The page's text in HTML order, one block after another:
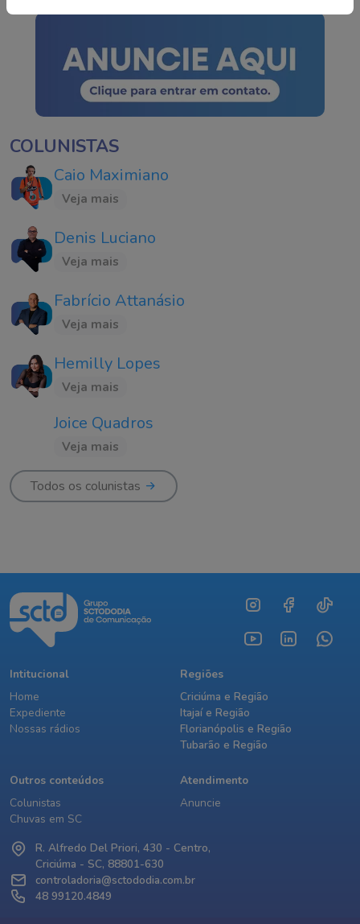
COLUNISTAS
Caio Maximiano
Veja mais
Denis Luciano
Veja mais
Fabrício Attanásio
Veja mais
Hemilly Lopes
Veja mais
Joice Quadros
Veja mais
Todos os colunistas
Intitucional
Home
Expediente
Nossas rádios
Regiões
Criciúma e Região
Itajaí e Região
Florianópolis e Região
Tubarão e Região
Outros conteúdos
Colunistas
Chuvas em SC
Atendimento
Anuncie
R. Alfredo Del Priori, 430 - Centro,
Criciúma - SC, 88801-630
controladoria@sctododia.com.br
48 99120.4849